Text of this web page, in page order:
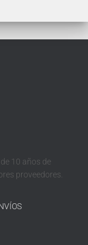
10 años de
proveedores.